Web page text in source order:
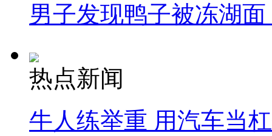
男子发现鸭子被冻湖
热点新闻
牛人练举重 用汽车当